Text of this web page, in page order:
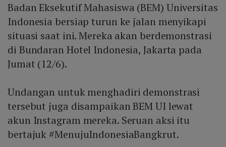
Badan Eksekutif Mahasiswa (BEM) Universitas
Indonesia bersiap turun ke jalan menyikapi
situasi saat ini. Mereka akan berdemonstrasi
di Bundaran Hotel Indonesia, Jakarta pada
Jumat (12/6).
Undangan untuk menghadiri demonstrasi
tersebut juga disampaikan BEM UI lewat
akun Instagram mereka. Seruan aksi itu
bertajuk #MenujuIndonesiaBangkrut.